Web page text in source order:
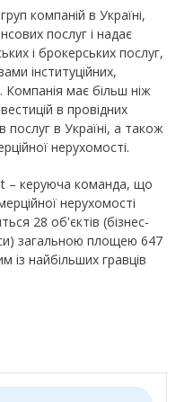
компаній в Україні,
послуг і надає
і брокерських послуг,
інституційних,
Компанія має більш ніж
в провідних
послуг в Україні, а також
нерухомості.
– керуюча команда, що
нерухомості
28 об'єктів (бізнес-
загальною площею 647
найбільших гравців